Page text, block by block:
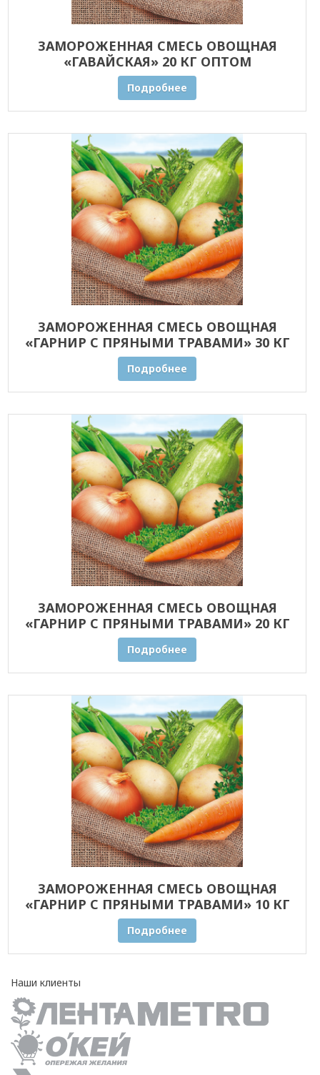
ЗАМОРОЖЕННАЯ СМЕСЬ ОВОЩНАЯ
«ГАВАЙСКАЯ» 20 КГ ОПТОМ
Подробнее
ЗАМОРОЖЕННАЯ СМЕСЬ ОВОЩНАЯ
«ГАРНИР С ПРЯНЫМИ ТРАВАМИ» 30 КГ
ОПТОМ
Подробнее
ЗАМОРОЖЕННАЯ СМЕСЬ ОВОЩНАЯ
«ГАРНИР С ПРЯНЫМИ ТРАВАМИ» 20 КГ
ОПТОМ
Подробнее
ЗАМОРОЖЕННАЯ СМЕСЬ ОВОЩНАЯ
«ГАРНИР С ПРЯНЫМИ ТРАВАМИ» 10 КГ
ОПТОМ
Подробнее
Наши клиенты